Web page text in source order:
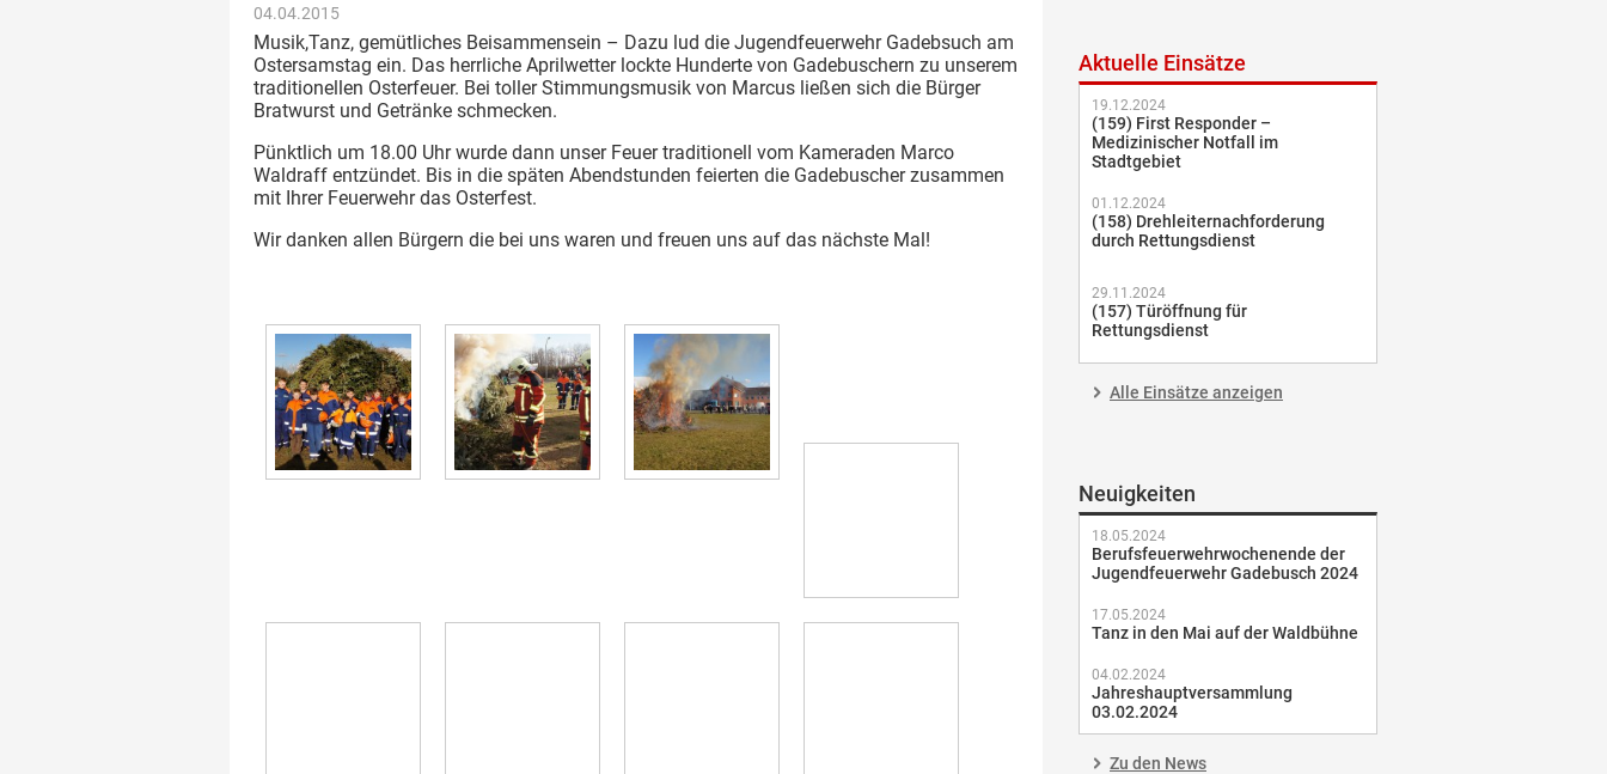
04.04.2015
Musik,Tanz, gemütliches Beisammensein – Dazu lud die Jugendfeuerwehr Gadebsuch am
Ostersamstag ein. Das herrliche Aprilwetter lockte Hunderte von Gadebuschern zu unserem
traditionellen Osterfeuer. Bei toller Stimmungsmusik von Marcus ließen sich die Bürger
Bratwurst und Getränke schmecken.
Pünktlich um 18.00 Uhr wurde dann unser Feuer traditionell vom Kameraden Marco
Waldraff entzündet. Bis in die späten Abendstunden feierten die Gadebuscher zusammen
mit Ihrer Feuerwehr das Osterfest.
Wir danken allen Bürgern die bei uns waren und freuen uns auf das nächste Mal!
Aktuelle Einsätze
19.12.2024
(159) First Responder –
Medizinischer Notfall im
Stadtgebiet
01.12.2024
(158) Drehleiternachforderung
durch Rettungsdienst
29.11.2024
(157) Türöffnung für
Rettungsdienst
Alle Einsätze anzeigen
Neuigkeiten
18.05.2024
Berufsfeuerwehrwochenende der
Jugendfeuerwehr Gadebusch 2024
17.05.2024
Tanz in den Mai auf der Waldbühne
04.02.2024
Jahreshauptversammlung
03.02.2024
Zu den News